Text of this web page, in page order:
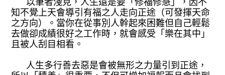
知不覺上天會導引有福之人走向正途（可發揮天命
之方向）。當你在從事別人幹起來困難但自己輕鬆
去做卻成績很好之工作時，就會感受「樂在其中」
且被人刮目相看。
人生多行善去惡是會被無形之力量引到正途，